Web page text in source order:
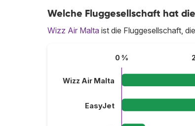
Welche Fluggesellschaft hat
Wizz Air Malta ist die Fluggesellschaft,
0 %
Wizz Air Malta
EasyJet